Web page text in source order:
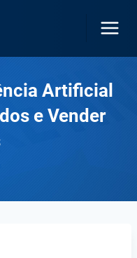
Artificial
e Vender